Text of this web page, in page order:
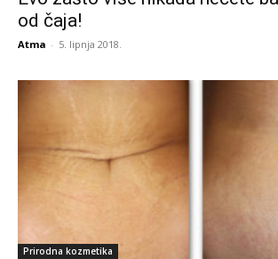
od čaja!
Atma - 5. lipnja 2018.
Prirodna kozmetika